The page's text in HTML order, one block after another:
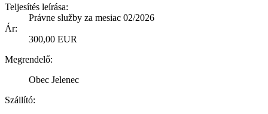
Teljesítés leírása:
Právne služby za mesiac 02/2026
Ár:
300,00 EUR
Megrendelő:
Obec Jelenec
Szállító: